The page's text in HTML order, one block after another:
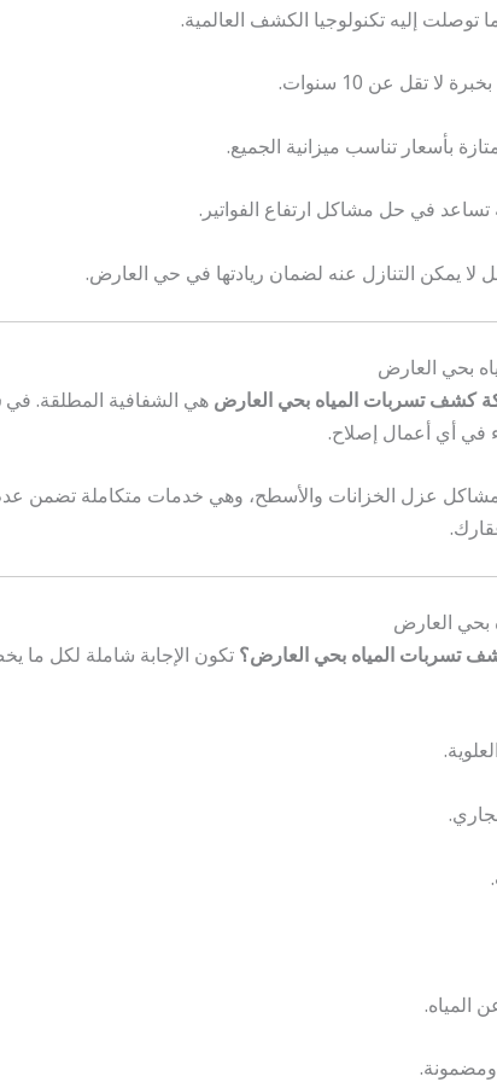
إليه تكنولوجيا الكشف العالمية.
تقل عن 10 سنوات.
بأسعار تناسب ميزانية الجميع.
تساعد في حل مشاكل ارتفاع الفواتير.
لا يمكن التنازل عنه لضمان ريادتها في حي العارض.
بحي العارض
كشف تسربات المياه بحي العارض هي الشفافية المطلقة. في
في أي أعمال إصلاح.
عزل الخزانات والأسطح، وهي خدمات متكاملة تضمن
العارض
تسربات المياه بحي العارض؟ تكون الإجابة شاملة لكل ما
المياه.
ومضمونة.